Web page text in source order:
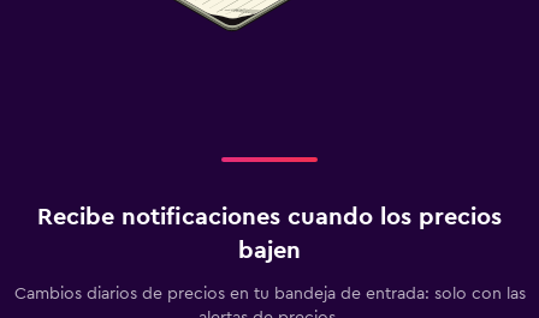
Recibe notificaciones cuando los precios
bajen
Cambios diarios de precios en tu bandeja de entrada: solo con las